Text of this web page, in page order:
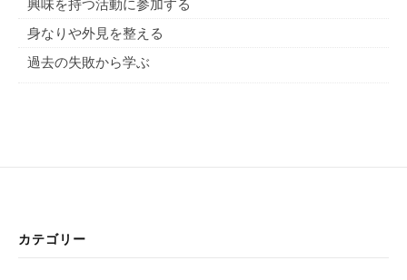
興味を持つ活動に参加する
身なりや外見を整える
過去の失敗から学ぶ
カテゴリー